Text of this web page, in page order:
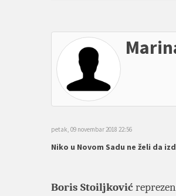
petak, 09 novembar 2018 22:56
Niko u Novom Sadu ne želi da
Boris Stoiljković